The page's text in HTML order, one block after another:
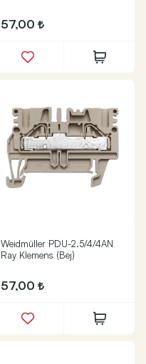
57,00
Weidmüller PDU-2.5/4/4AN
Ray Klemens (Bej)
57,00